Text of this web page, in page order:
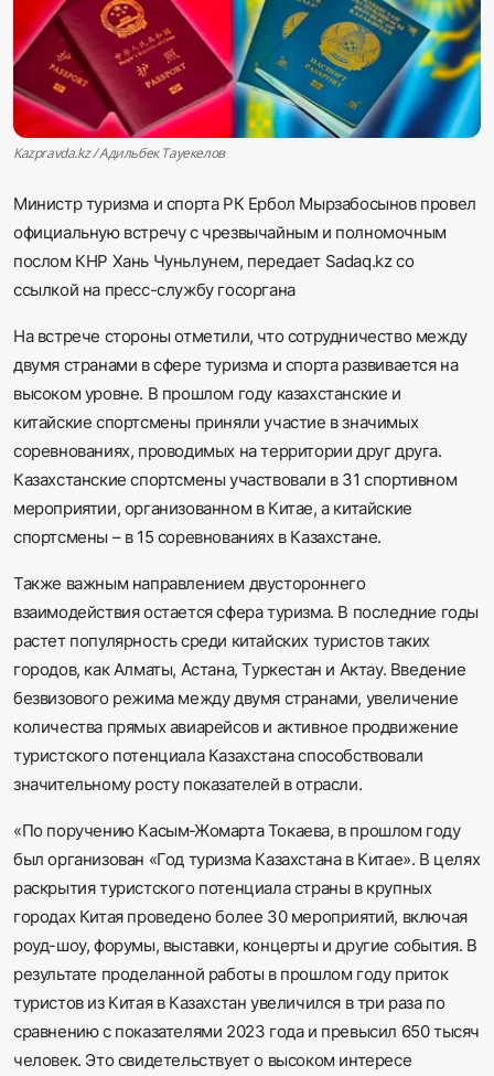
Sadaq TV
Общество
Спорт
Русский
Kazpravda.kz / Адильбек Тауекелов
Министр туризма и спорта РК Ербол Мырзабосынов провел
официальную встречу с чрезвычайным и полномочным
послом КНР Хань Чуньлунем, передает Sadaq.kzсо
ссылкой на пресс-службу госоргана
На встрече стороны отметили, что сотрудничество между
двумя странами в сфере туризма и спорта развивается на
высоком уровне. В прошлом году казахстанские и
китайские спортсмены приняли участие в значимых
соревнованиях, проводимых на территории друг друга.
Казахстанские спортсмены участвовали в 31 спортивном
мероприятии, организованном в Китае, а китайские
спортсмены – в 15 соревнованиях в Казахстане.
Также важным направлением двустороннего
взаимодействия остается сфера туризма. В последние годы
растет популярность среди китайских туристов таких
городов, как Алматы, Астана, Туркестан и Актау. Введение
безвизового режима между двумя странами, увеличение
количества прямых авиарейсов и активное продвижение
туристского потенциала Казахстана способствовали
значительному росту показателей в отрасли.
«По поручению Касым-Жомарта Токаева, в прошлом году
был организован «Год туризма Казахстана в Китае». В целях
раскрытия туристского потенциала страны в крупных
городах Китая проведено более 30 мероприятий, включая
роуд-шоу, форумы, выставки, концерты и другие события. В
результате проделанной работы в прошлом году приток
туристов из Китая в Казахстан увеличился в три раза по
сравнению с показателями 2023 года и превысил 650 тысяч
человек. Это свидетельствует о высоком интересе